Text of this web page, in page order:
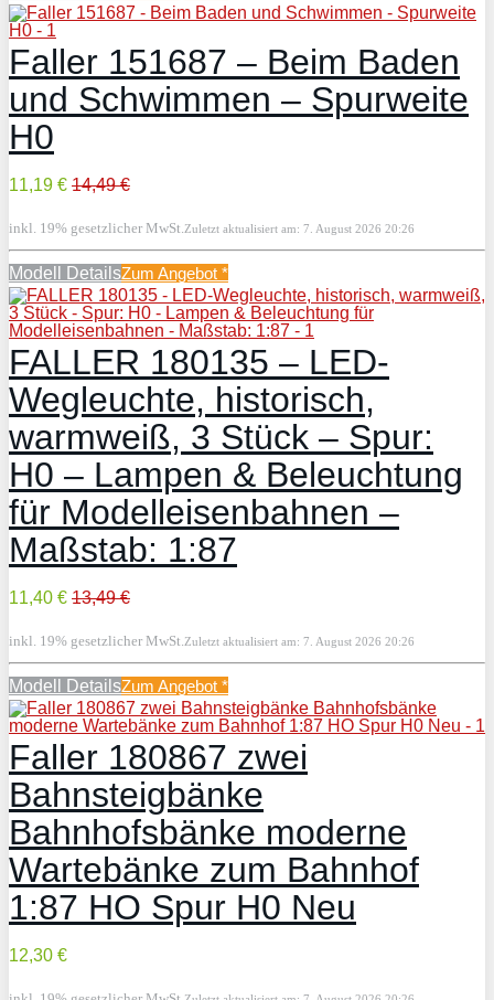
Faller 151687 – Beim Baden
und Schwimmen – Spurweite
H0
11,19 € 14,49 €
inkl. 19% gesetzlicher MwSt.Zuletzt aktualisiert am: 7. August 2026 20:26
Modell DetailsZum Angebot *
FALLER 180135 – LED-
Wegleuchte, historisch,
warmweiß, 3 Stück – Spur:
H0 – Lampen & Beleuchtung
für Modelleisenbahnen –
Maßstab: 1:87
11,40 € 13,49 €
inkl. 19% gesetzlicher MwSt.Zuletzt aktualisiert am: 7. August 2026 20:26
Modell DetailsZum Angebot *
Faller 180867 zwei
Bahnsteigbänke
Bahnhofsbänke moderne
Wartebänke zum Bahnhof
1:87 HO Spur H0 Neu
12,30 €